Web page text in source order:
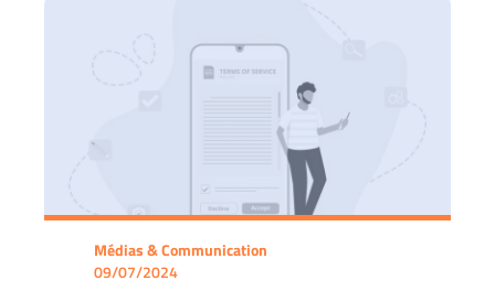
Médias & Communication
09/07/2024